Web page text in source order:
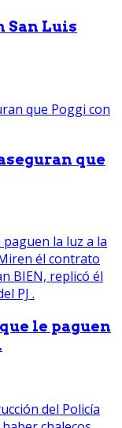
San Luis
que
le paguen